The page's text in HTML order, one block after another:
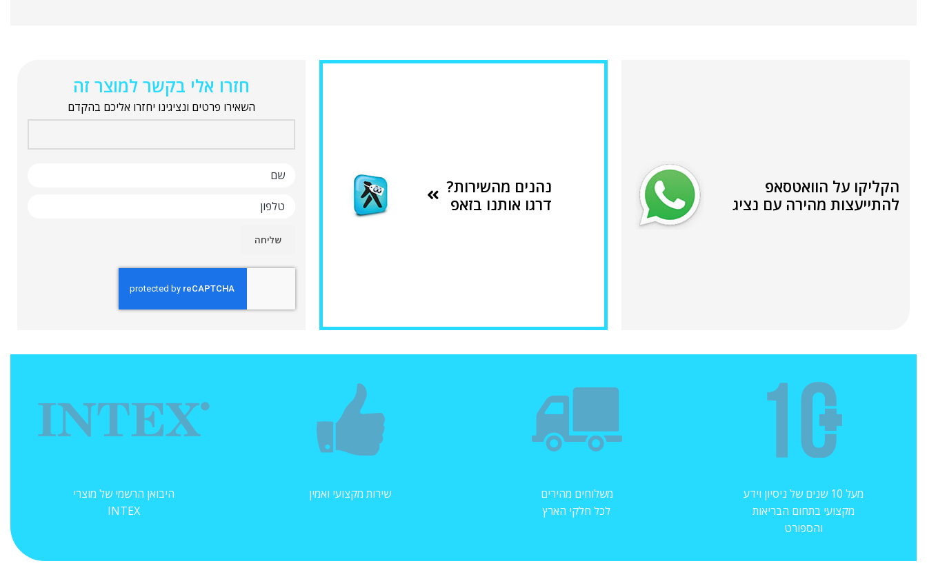
הקליקו על הוואטסאפ
להתייעצות מהירה עם נציג
נהנים מהשירות?
דרגו אותנו בזאפ
חזרו אלי בקשר למוצר זה
השאירו פרטים ונציגינו יחזרו אליכם בהקדם
מעל 10 שנים של ניסיון וידע
מקצועי בתחום הבריאות
והספורט
משלוחים מהירים
לכל חלקי הארץ
שירות מקצועי ואמין
היבואן הרשמי של מוצרי
INTEX